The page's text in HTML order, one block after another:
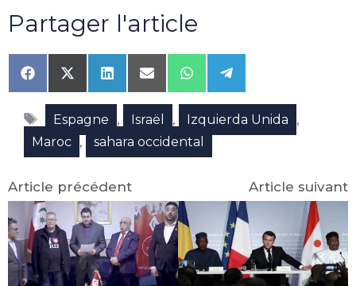
Partager l'article
Share
on
Facebook
Share
on
X
(Twitter)
Share
on
LinkedIn
Share
on
Email
Share
on
WhatsApp
Share
on
Telegram
Étiquettes
Espagne , Israël , Izquierda Unida ,
Maroc , sahara occidental
Article précédent Article suivant